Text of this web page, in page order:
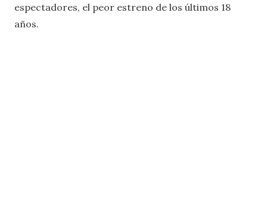
espectadores, el peor estreno de los últimos 18
años.